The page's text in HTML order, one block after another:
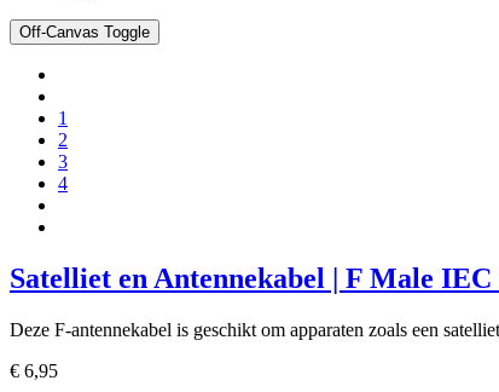
Off-Canvas Toggle
1
2
3
4
Satelliet en Antennekabel | F Male
Deze F-antennekabel is geschikt om apparaten zoals een
€ 6,95